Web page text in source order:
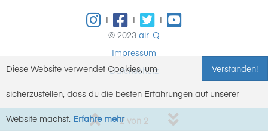
2 von 2
| |
|
© 2023 air-Q
Impressum
Datenschutz
Verstanden!
Diese Website verwendet Cookies, um
sicherzustellen, dass du die besten Erfahrungen auf unserer
Website machst. Erfahre mehr